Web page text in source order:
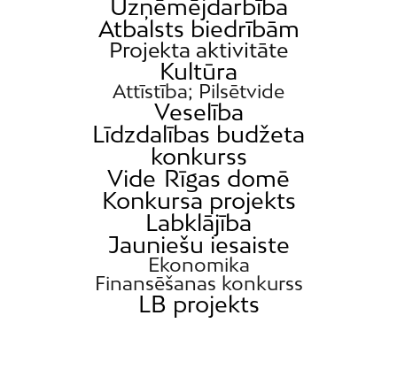
Uzņēmējdarbība
Atbalsts biedrībām
Projekta aktivitāte
Kultūra
Attīstība; Pilsētvide
Veselība
Līdzdalības budžeta
konkurss
Vide Rīgas domē
Konkursa projekts
Labklājība
Jauniešu iesaiste
Ekonomika
Finansēšanas konkurss
LB projekts